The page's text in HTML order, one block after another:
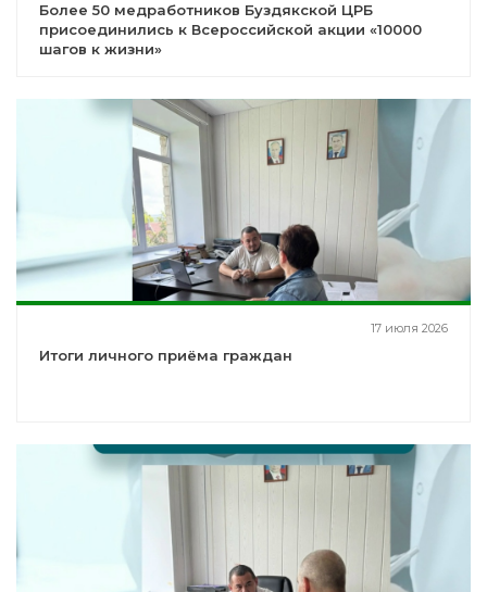
Более 50 медработников Буздякской ЦРБ
присоединились к Всероссийской акции «10000
шагов к жизни»
17 июля 2026
Итоги личного приёма граждан